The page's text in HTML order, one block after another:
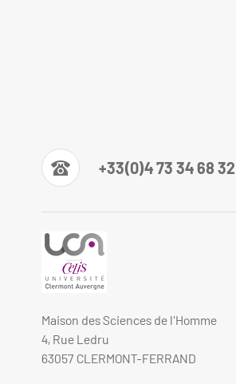
+33(0)4 73 34 68 32
Maison des Sciences de l'Homme
4, Rue Ledru
63057 CLERMONT-FERRAND